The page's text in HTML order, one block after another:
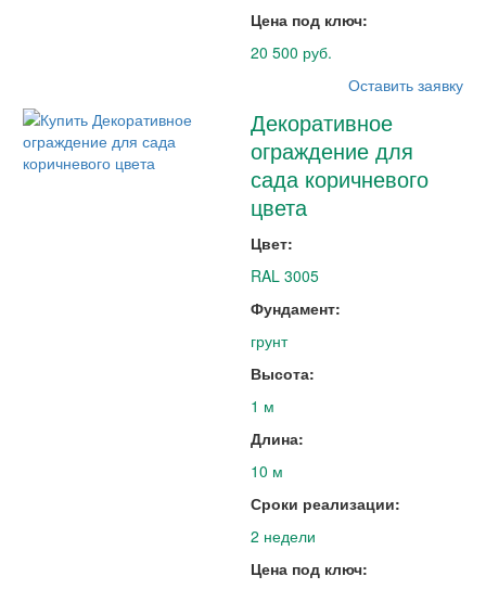
Цена под ключ:
20 500 руб.
Оставить заявку
Декоративное
ограждение для
сада коричневого
цвета
Цвет:
RAL 3005
Фундамент:
грунт
Высота:
1 м
Длина:
10 м
Сроки реализации:
2 недели
Цена под ключ: